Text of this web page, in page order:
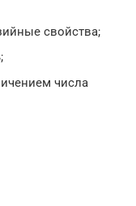
свойства;
числа